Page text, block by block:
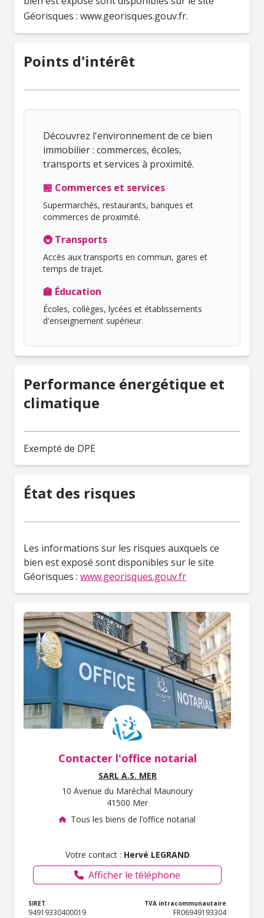
Géorisques : www.georisques.gouv.fr.
Points d'intérêt
Découvrez l'environnement de ce bien
immobilier : commerces, écoles,
transports et services à proximité.
🏪 Commerces et services
Supermarchés, restaurants, banques et
commerces de proximité.
🚇 Transports
Accès aux transports en commun, gares et
temps de trajet.
🏫 Éducation
Écoles, collèges, lycées et établissements
d'enseignement supérieur.
Performance énergétique et
climatique
Exempté de DPE
État des risques
Les informations sur les risques auxquels ce
bien est exposé sont disponibles sur le site
Géorisques : www.georisques.gouv.fr
Contacter l'office notarial
SARL A.S. MER
10 Avenue du Maréchal Maunoury
41500 Mer
Tous les biens de l’office notarial
Votre contact : Hervé LEGRAND
Afficher le téléphone
SIRET
94919330400019
TVA intracommunautaire
FR06949193304